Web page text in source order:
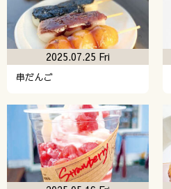
串だんご
2025.07.25 Fri